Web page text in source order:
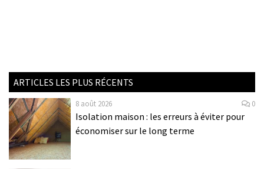
ARTICLES LES PLUS RÉCENTS
8 août 2026 0
Isolation maison : les erreurs à éviter pour
économiser sur le long terme